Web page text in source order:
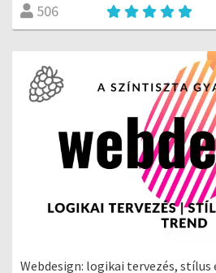
506
Webdesign: logikai tervezés, stílus